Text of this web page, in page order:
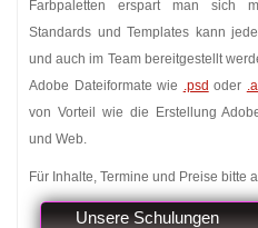
Farbpaletten erspart man sich
Standards und Templates kann
und auch im Team bereitgestellt
Adobe Dateiformate wie .psd oder
von Vorteil wie die Erstellung
und Web.
Für Inhalte, Termine und Preise bitte
Unsere Schulungen